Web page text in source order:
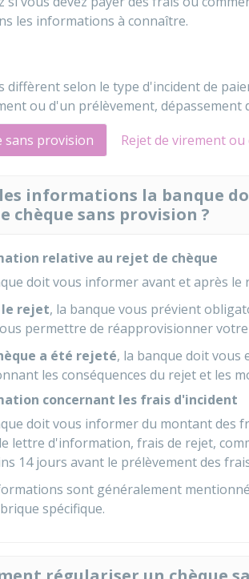
les informations à connaître.
diffèrent selon le type d'incident de
ou d'un prélèvement, dépassement
sans provision
Rejet de virement
informations la banque
chèque sans provision ?
relative au rejet de chèque
doit vous informer avant et après le
rejet, la banque vous prévient
permettre de réapprovisionner
a été rejeté, la banque doit vous
les conséquences du rejet et les
concernant les frais d'incident
doit vous informer du montant des
lettre d'information, frais de rejet,
14 jours avant le prélèvement des
sont généralement
spécifique.